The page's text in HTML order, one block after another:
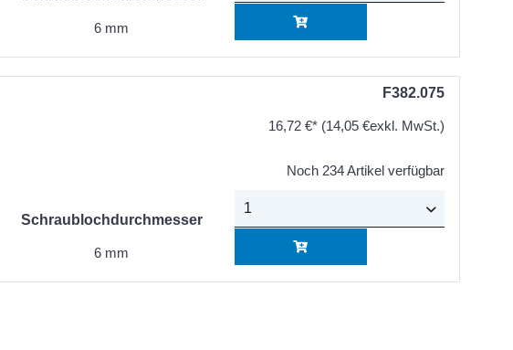
6 mm
Schraublochdurchmesser
6 mm
F382.075
16,72 €* (14,05 €exkl. MwSt.)
Noch 234 Artikel verfügbar